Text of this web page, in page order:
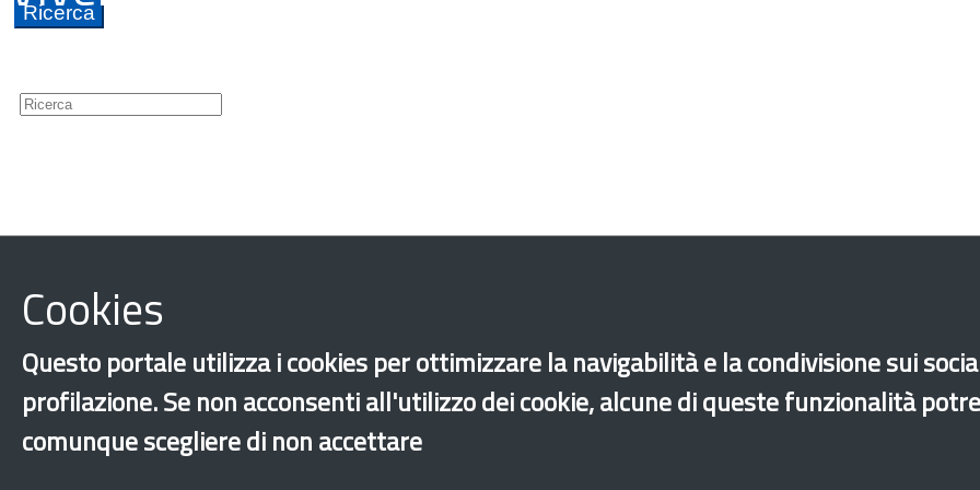
Guide
Cookies
Questo portale utilizza i cookies per ottimizzare la navigabilità e la condivisione sui
profilazione. Se non acconsenti all'utilizzo dei cookie, alcune di queste funzionalità
comunque scegliere di non accettareDichiarazione di accessibilità